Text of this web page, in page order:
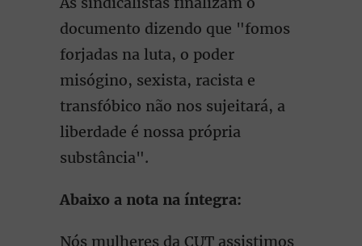
documento dizendo que "fomos
forjadas na luta, o poder
misógino, sexista, racista e
transfóbico não nos sujeitará, a
liberdade é nossa própria
substância".
Abaixo a nota na íntegra:
Nós mulheres da CUT assistimos